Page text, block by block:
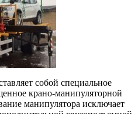
собой специальное
крано-манипуляторной
манипулятора исключает